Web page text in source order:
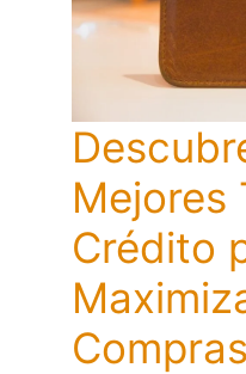
Mejores
Crédito
Compras